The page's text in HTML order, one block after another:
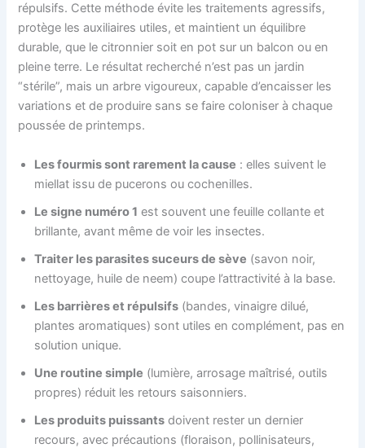
répulsifs. Cette méthode évite les traitements agressifs,
protège les auxiliaires utiles, et maintient un équilibre
durable, que le citronnier soit en pot sur un balcon ou en
pleine terre. Le résultat recherché n’est pas un jardin
“stérile”, mais un arbre vigoureux, capable d’encaisser les
variations et de produire sans se faire coloniser à chaque
poussée de printemps.
Les fourmis sont rarement la cause : elles suivent le
miellat issu de pucerons ou cochenilles.
Le signe numéro 1 est souvent une feuille collante et
brillante, avant même de voir les insectes.
Traiter les parasites suceurs de sève (savon noir,
nettoyage, huile de neem) coupe l’attractivité à la base.
Les barrières et répulsifs (bandes, vinaigre dilué,
plantes aromatiques) sont utiles en complément, pas en
solution unique.
Une routine simple (lumière, arrosage maîtrisé, outils
propres) réduit les retours saisonniers.
Les produits puissants doivent rester un dernier
recours, avec précautions (floraison, pollinisateurs,